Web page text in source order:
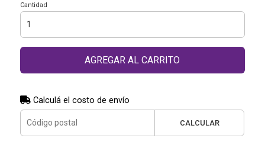
Cantidad
AGREGAR AL CARRITO
Calculá el costo de envío
CALCULAR